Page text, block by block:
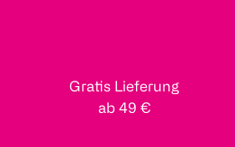
Gratis Lieferung
ab 49 €